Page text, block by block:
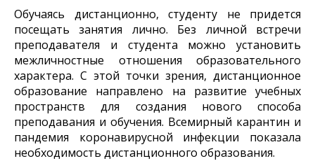
Обучаясь дистанционно, студенту не придется
посещать занятия лично. Без личной встречи
преподавателя и студента можно установить
межличностные отношения образовательного
характера. С этой точки зрения, дистанционное
образование направлено на развитие учебных
пространств для создания нового способа
преподавания и обучения. Всемирный карантин и
пандемия коронавирусной инфекции показала
необходимость дистанционного образования.